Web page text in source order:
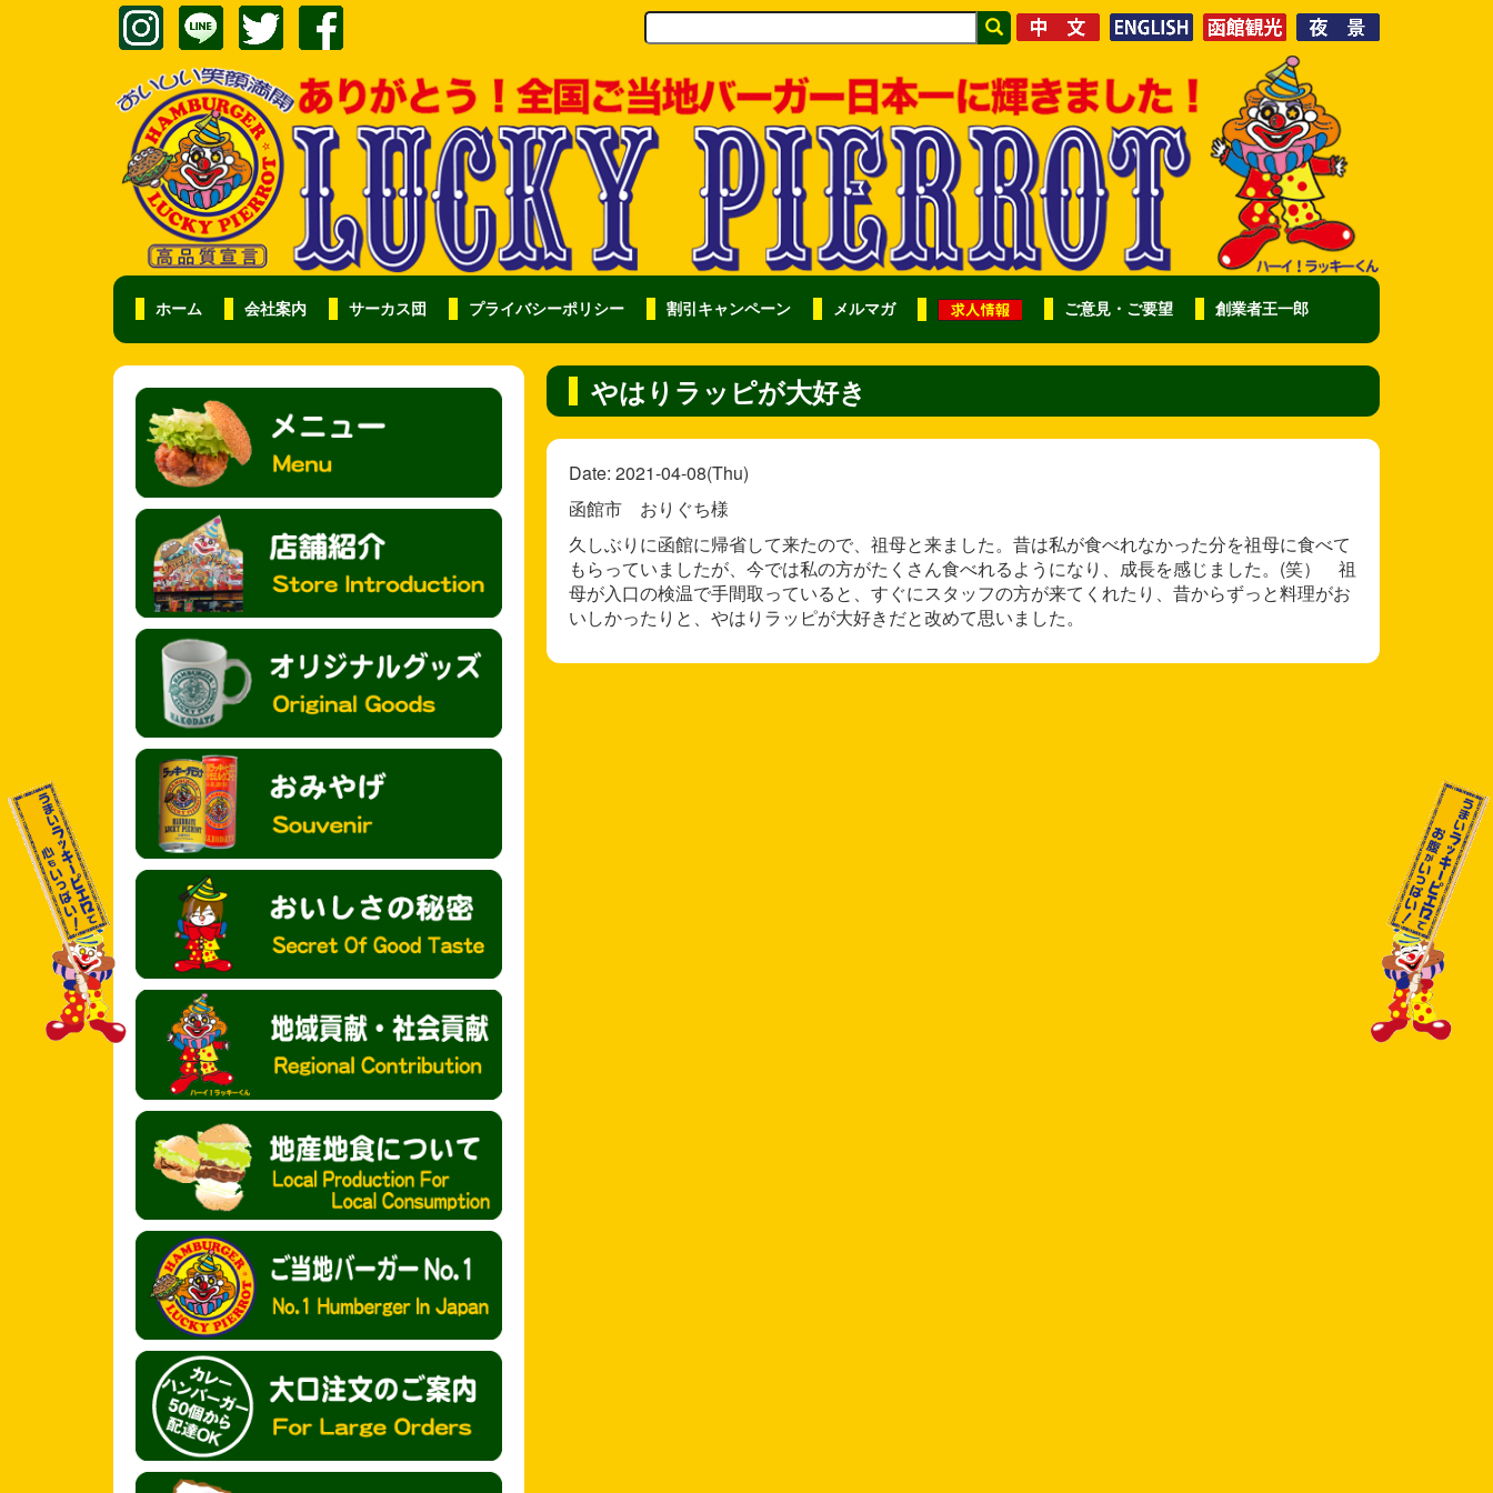
ホーム 会社案内 サーカス団 プライバシーポリシー 割引キャンペーン メルマガ ご意見・ご要望 創業者王一郎
やはりラッピが大好き
Date: 2021-04-08(Thu)
函館市 おりぐち様
久しぶりに函館に帰省して来たので、祖母と来ました。昔は私が食べれなかった分を祖母に食べて
もらっていましたが、今では私の方がたくさん食べれるようになり、成長を感じました。(笑） 祖
母が入口の検温で手間取っていると、すぐにスタッフの方が来てくれたり、昔からずっと料理がお
いしかったりと、やはりラッピが大好きだと改めて思いました。